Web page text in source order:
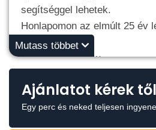
segítséggel lehetek.
Honlapomon az elmúlt 25 év
ízelítőt.
https://lepcsok.eu
Mutass többet
Ajánlatot kérek
Egy perc és neked teljesen